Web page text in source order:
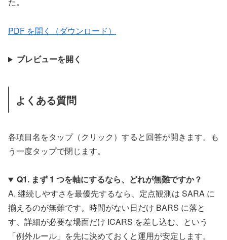
PDF を開く（ダウンロード）
プレビューを開く
よくある質問
各項目名をタップ（クリック）すると回答が開きます。も
う一度タップで閉じます。
Q1. まず 1 つを軸にするなら、どれが無難ですか？
A. 継続しやすさを最優先するなら、定点観測は SARA に
揃えるのが無難です。時間がない日だけ BARS に落と
す、詳細が必要な場面だけ ICARS を差し込む、という
「例外ルール」を先に決めておくと運用が安定します。